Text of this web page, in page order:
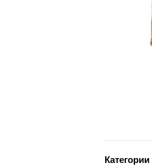
Категории